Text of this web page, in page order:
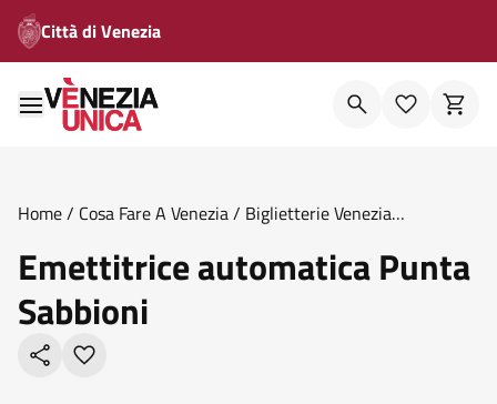
Città di Venezia
Home/ Cosa Fare A Venezia/ Biglietterie Venezia
Emettitrice automatica Punta
Sabbioni